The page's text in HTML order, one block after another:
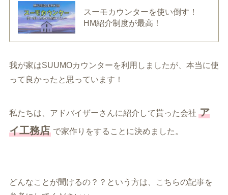
スーモカウンターを使い倒す！
HM紹介制度が最高！
我が家はSUUMOカウンターを利用しましたが、本当に使
って良かったと思っています！
私たちは、アドバイザーさんに紹介して貰った会社 ア
イ工務店で家作りをすることに決めました。
どんなことが聞けるの？？という方は、こちらの記事を